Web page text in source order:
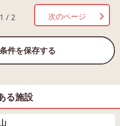
1 / 2 次のページ
件を保存する
る施設